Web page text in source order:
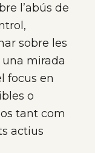
l’abús de
sobre les
mirada
focus en
o
tant com
actius